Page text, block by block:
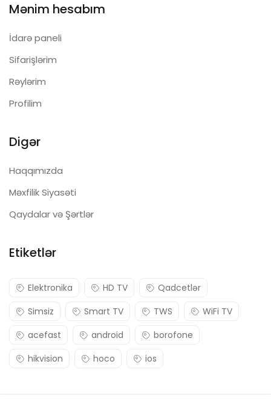
Mənim hesabım
İdarə paneli
Sifarişlərim
Rəylərim
Profilim
Digər
Haqqımızda
Məxfilik Siyasəti
Qaydalar və Şərtlər
Etiketlər
Elektronika HD TV
Qadcetlər
Simsiz
Smart TV TWS
WiFi TV
acefast
android
borofone
hikvision
hoco ios